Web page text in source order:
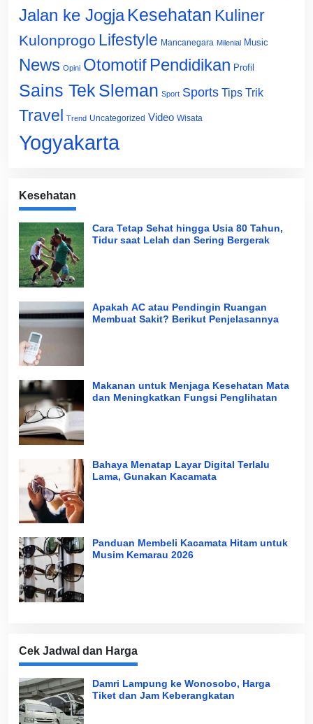
Jalan ke Jogja Kesehatan Kuliner
Kulonprogo Lifestyle Mancanegara Milenial Music
News Opini Otomotif Pendidikan Profil
Sains Tek Sleman Sport Sports Tips Trik
Travel Trend Uncategorized Video Wisata
Yogyakarta
Kesehatan
Cara Tetap Sehat hingga Usia 80 Tahun,
Tidur saat Lelah dan Sering Bergerak
Apakah AC atau Pendingin Ruangan
Membuat Sakit? Berikut Penjelasannya
Makanan untuk Menjaga Kesehatan Mata
dan Meningkatkan Fungsi Penglihatan
Bahaya Menatap Layar Digital Terlalu
Lama, Gunakan Kacamata
Panduan Membeli Kacamata Hitam untuk
Musim Kemarau 2026
Cek Jadwal dan Harga
Damri Lampung ke Wonosobo, Harga
Tiket dan Jam Keberangkatan